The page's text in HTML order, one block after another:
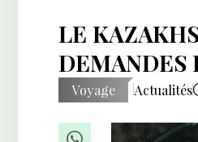
LE
DEMANDES
Voyage Actualités